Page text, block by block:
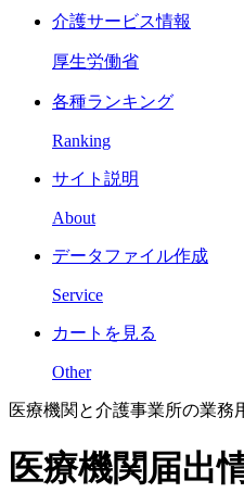
介護サービス情報
厚生労働省
各種ランキング
Ranking
サイト説明
About
データファイル作成
Service
カートを見る
Other
医療機関と介護事業所の業務
医療機関届出